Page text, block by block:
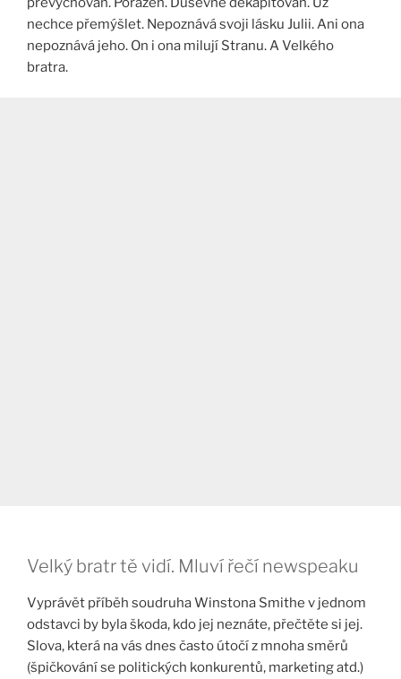
nechce přemýšlet. Nepoznává svoji lásku Julii. Ani ona
nepoznává jeho. On i ona milují Stranu. A Velkého
bratra.
Velký bratr tě vidí. Mluví řečí newspeaku
Vyprávět příběh soudruha Winstona Smithe v jednom
odstavci by byla škoda, kdo jej neznáte, přečtěte si jej.
Slova, která na vás dnes často útočí z mnoha směrů
(špičkování se politických konkurentů, marketing atd.)